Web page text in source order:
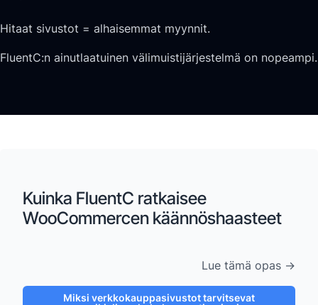
Hitaat sivustot = alhaisemmat myynnit.
FluentC:n ainutlaatuinen välimuistijärjestelmä on nopeampi.
Kuinka FluentC ratkaisee
WooCommercen käännöshaasteet
Lue tämä opas →
Miksi verkkokauppasivustot tarvitsevat